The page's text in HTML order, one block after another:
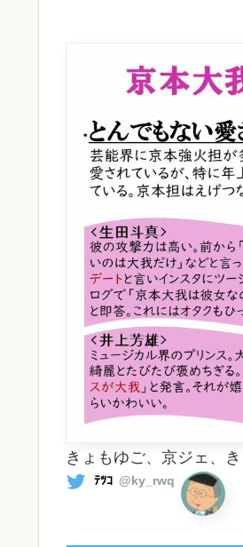
きょもゆご、京ジェ、
ﾃﾂｺ @ky_rwq